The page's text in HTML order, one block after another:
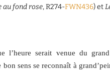
au fond rose, R274-FWN436) et
l’heure serait venue du
sens se reconnaît à